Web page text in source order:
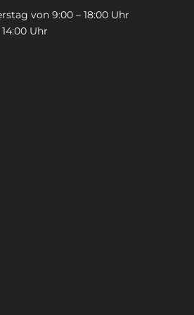
von 9:00 – 18:00 Uhr
Uhr